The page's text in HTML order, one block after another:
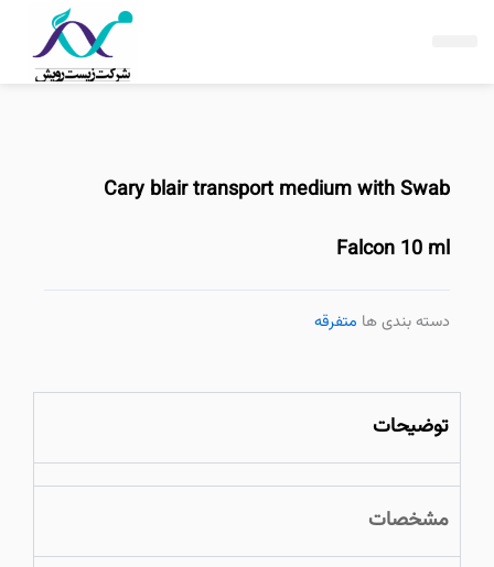
Cary blair transport medium with Swab
Falcon 10 ml
دسته بندی ها متفرقه
توضیحات
مشخصات